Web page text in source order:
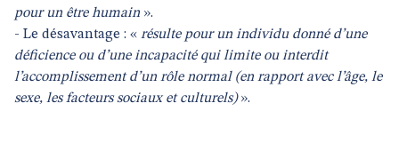
pour un être humain ».
- Le désavantage : « résulte pour un individu donné d’une
déficience ou d’une incapacité qui limite ou interdit
l’accomplissement d’un rôle normal (en rapport avec l’âge, le
sexe, les facteurs sociaux et culturels)».